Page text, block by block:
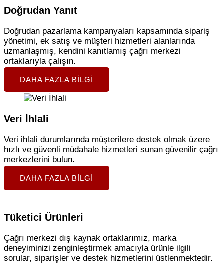
Doğrudan Yanıt
Doğrudan pazarlama kampanyaları kapsamında sipariş
yönetimi, ek satış ve müşteri hizmetleri alanlarında
uzmanlaşmış, kendini kanıtlamış çağrı merkezi
ortaklarıyla çalışın.
DAHA FAZLA BILGI
Veri İhlali
Veri ihlali durumlarında müşterilere destek olmak üzere
hızlı ve güvenli müdahale hizmetleri sunan güvenilir çağrı
merkezlerini bulun.
DAHA FAZLA BILGI
Tüketici Ürünleri
Çağrı merkezi dış kaynak ortaklarımız, marka
deneyiminizi zenginleştirmek amacıyla ürünle ilgili
sorular, siparişler ve destek hizmetlerini üstlenmektedir.